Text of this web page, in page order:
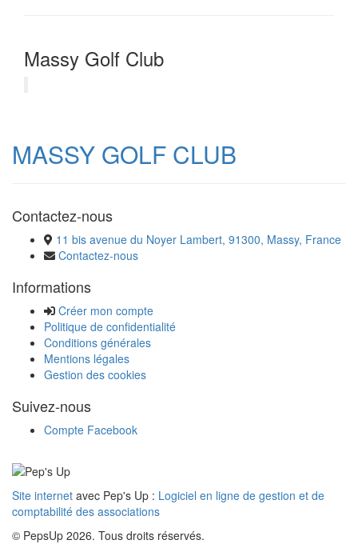
Massy Golf Club
MASSY GOLF CLUB
Contactez-nous
11 bis avenue du Noyer Lambert, 91300, Massy, France
Contactez-nous
Informations
Créer mon compte
Politique de confidentialité
Conditions générales
Mentions légales
Gestion des cookies
Suivez-nous
Compte Facebook
Site internet avec Pep's Up : Logiciel en ligne de gestion et de
comptabilité des associations
© PepsUp 2026. Tous droits réservés.